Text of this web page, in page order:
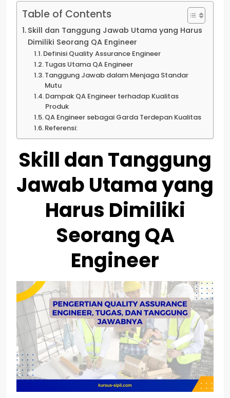
Table of Contents
Skill dan Tanggung Jawab Utama yang Harus
Dimiliki Seorang QA Engineer
Definisi Quality Assurance Engineer
Tugas Utama QA Engineer
Tanggung Jawab dalam Menjaga Standar
Mutu
Dampak QA Engineer terhadap Kualitas
Produk
QA Engineer sebagai Garda Terdepan Kualitas
Referensi:
Skill dan Tanggung
Jawab Utama yang
Harus Dimiliki
Seorang QA
Engineer